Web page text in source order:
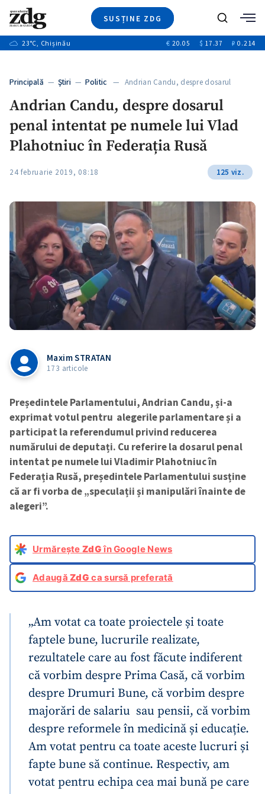
SUSȚINE ZDG
Ştiri
+7
Video
Special
+1
Blog
+2
Caută
23°C, Chișinău € 20.05 $ 17.37 ₽ 0.214
Principală — Ştiri — Politic — Andrian Candu, despre dosarul
Andrian Candu, despre dosarul
penal intentat pe numele lui Vlad
Plahotniuc în Federația Rusă
24 februarie 2019, 08:18 125 viz.
Maxim STRATAN
173 articole
Președintele Parlamentului, Andrian Candu, și-a
exprimat votul pentru alegerile parlamentare și a
participat la referendumul privind reducerea
numărului de deputați. Cu referire la dosarul penal
intentat pe numele lui Vladimir Plahotniuc în
Federația Rusă, președintele Parlamentului susține
că ar fi vorba de „speculații și manipulări înainte de
alegeri”.
Urmărește ZdGîn Google News
AdaugăZdG ca sursă preferată
„Am votat ca toate proiectele și toate
faptele bune, lucrurile realizate,
rezultatele care au fost făcute indiferent
că vorbim despre Prima Casă, că vorbim
despre Drumuri Bune, că vorbim despre
majorări de salariu sau pensii, că vorbim
despre reformele în medicină și educație.
Am votat pentru ca toate aceste lucruri și
fapte bune să continue. Respectiv, am
votat pentru echipa cea mai bună pe care